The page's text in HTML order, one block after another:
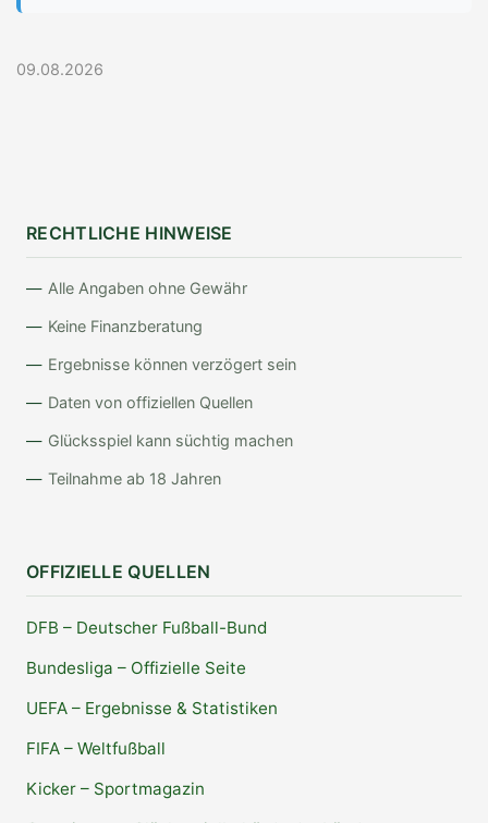
09.08.2026
RECHTLICHE HINWEISE
Alle Angaben ohne Gewähr
Keine Finanzberatung
Ergebnisse können verzögert sein
Daten von offiziellen Quellen
Glücksspiel kann süchtig machen
Teilnahme ab 18 Jahren
OFFIZIELLE QUELLEN
DFB – Deutscher Fußball-Bund
Bundesliga – Offizielle Seite
UEFA – Ergebnisse & Statistiken
FIFA – Weltfußball
Kicker – Sportmagazin